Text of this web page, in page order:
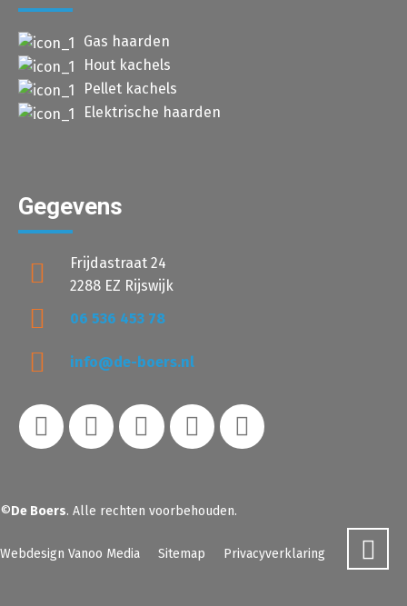
Gas haarden
Hout kachels
Pellet kachels
Elektrische haarden
Gegevens
Frijdastraat 24
2288 EZ Rijswijk
06 536 453 78
info@de-boers.nl
©De Boers. Alle rechten voorbehouden.
Webdesign Vanoo Media Sitemap Privacyverklaring